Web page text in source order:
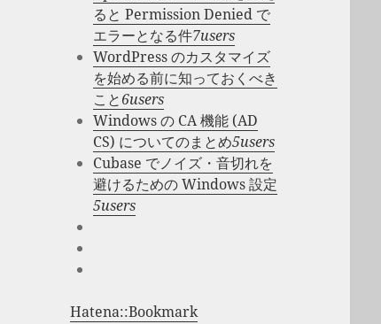
ると Permission Denied で
エラーとなる件7users
WordPress のカスタマイズ
を始める前に知っておくべき
こと6users
Windows の CA 機能 (AD
CS) についてのまとめ5users
Cubase でノイズ・音切れを
避けるための Windows 設定
5users
Hatena::Bookmark